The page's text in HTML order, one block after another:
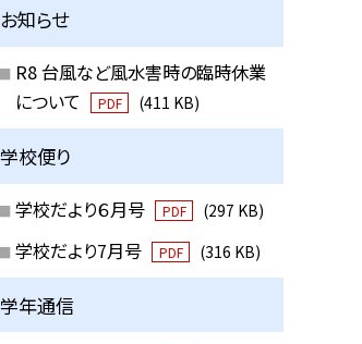
お知らせ
R8 台風など風水害時の臨時休業
について
PDF (411 KB)
学校便り
学校だより６月号 PDF (297 KB)
学校だより7月号 PDF (316 KB)
学年通信